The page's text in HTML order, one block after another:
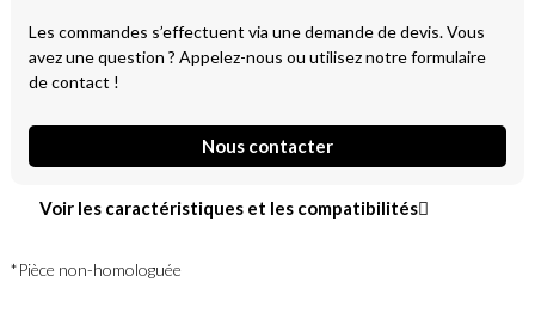
Les commandes s’effectuent via une demande de devis. Vous
avez une question ? Appelez-nous ou utilisez notre formulaire
de contact !
Nous contacter
Voir les caractéristiques et les compatibilités
*Pièce non-homologuée